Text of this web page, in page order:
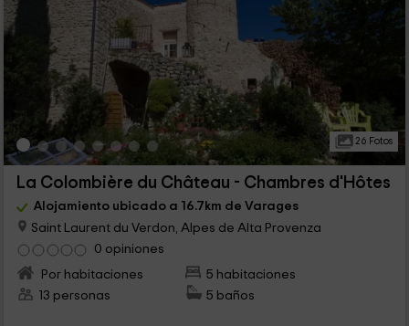
26 Fotos
La Colombière du Château - Chambres d'Hôtes
Alojamiento ubicado a 16.7km de Varages
Saint Laurent du Verdon, Alpes de Alta Provenza
0 opiniones
Por habitaciones
5 habitaciones
13 personas
5 baños